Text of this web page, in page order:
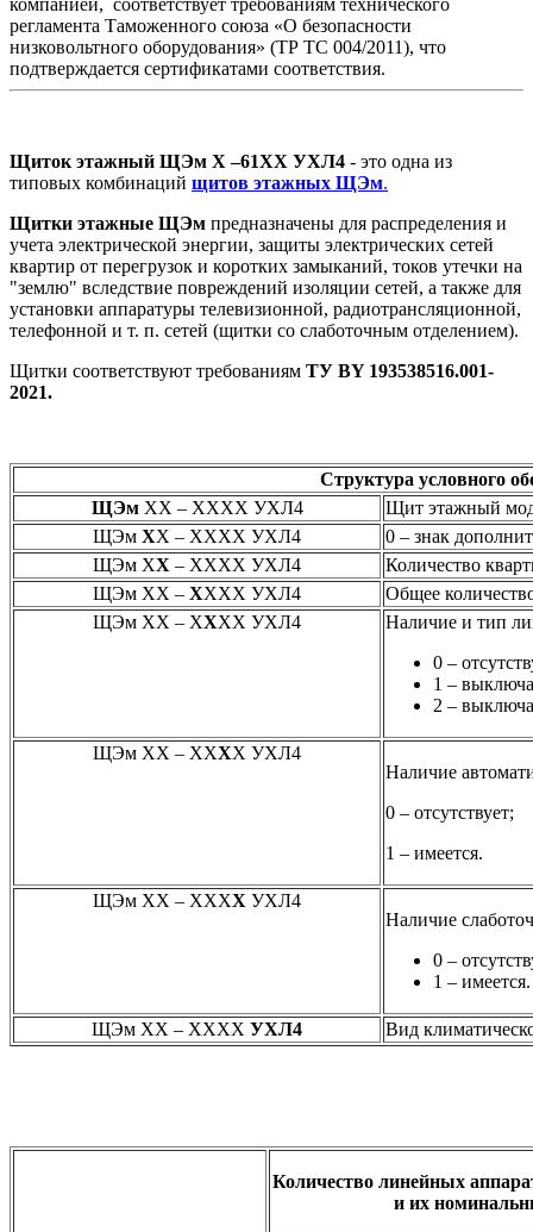
регламента Таможенного союза «О безопасности
низковольтного оборудования» (ТР ТС 004/2011), что
подтверждается сертификатами соответствия.
Щиток этажный ЩЭм Х –61ХХ УХЛ4 - это одна из
типовых комбинаций щитов этажных ЩЭм.
Щитки этажные ЩЭм предназначены для распределения и
учета электрической энергии, защиты электрических сетей
квартир от перегрузок и коротких замыканий, токов утечки на
"землю" вследствие повреждений изоляции сетей, а также для
установки аппаратуры телевизионной, радиотрансляционной,
телефонной и т. п. сетей (щитки со слаботочным отделением).
Щитки соответствуют требованиям ТУ BY 193538516.001-
2021.
Структура условного
ЩЭмХХ – ХХХХ УХЛ4
Щит этажный
ЩЭм ХХ – ХХХХ УХЛ4
0 – знак
ЩЭм ХХ – ХХХХ УХЛ4
Количество
ЩЭм ХХ – ХХХХ УХЛ4
Общее
ЩЭм ХХ – ХХХХ УХЛ4
Наличие и тип
0 –
1 –
2 –
ЩЭм ХХ – ХХХХ УХЛ4
Наличие
0 – отсутствует;
1 – имеется.
ЩЭм ХХ – ХХХХ УХЛ4
Наличие
0 –
1 – имеется.
ЩЭм ХХ – ХХХХ УХЛ4 Вид
Количество линейных
и их